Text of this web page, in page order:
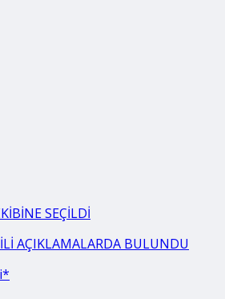
SEÇİLDİ
AÇIKLAMALARDA BULUNDU